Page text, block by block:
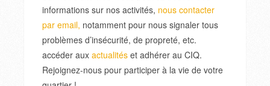
informations sur nos activités, nous contacter
par email, notamment pour nous signaler tous
problèmes d’insécurité, de propreté, etc.
accéder aux actualités et adhérer au CIQ.
Rejoignez-nous pour participer à la vie de votre